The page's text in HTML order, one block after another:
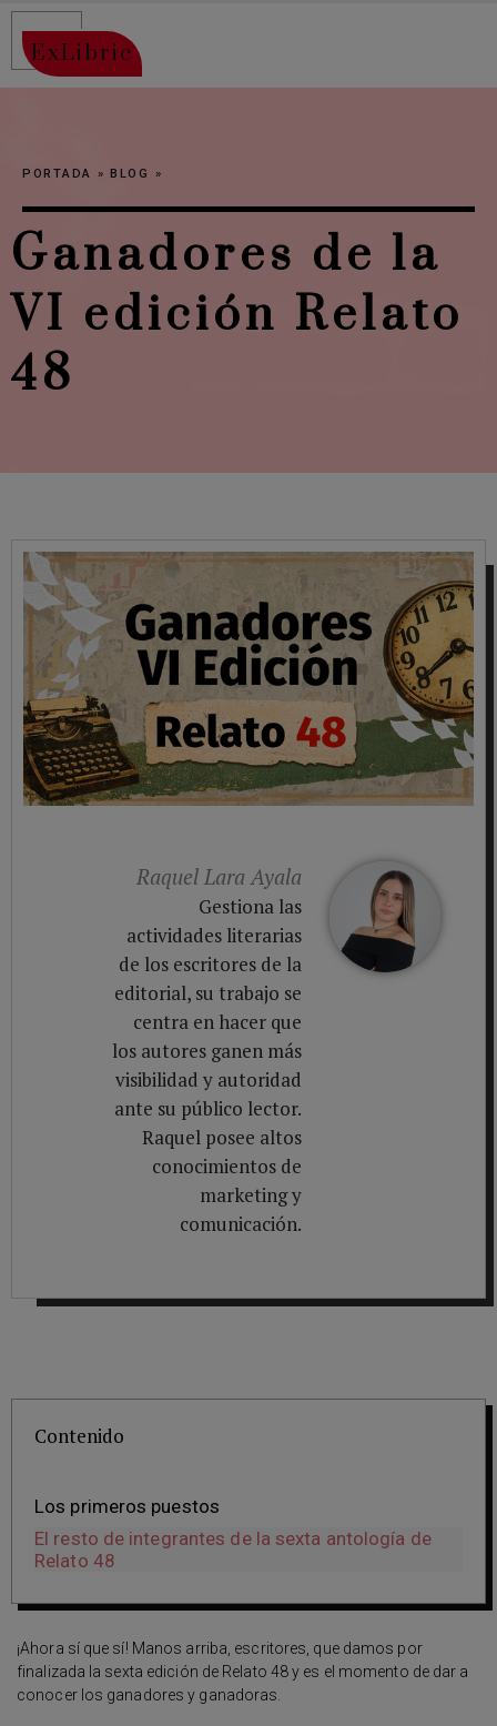
ExLibric
Ganadores de la
VI edición Relato
48
PORTADA »BLOG »
Raquel Lara Ayala
Gestiona las
actividades literarias
de los escritores de la
editorial, su trabajo se
centra en hacer que
los autores ganen más
visibilidad y autoridad
ante su público lector.
Raquel posee altos
conocimientos de
marketing y
comunicación.
Contenido
Los primeros puestos
El resto de integrantes de la sexta antología de
Relato 48
¡Ahora sí que sí! Manos arriba, escritores, que damos por
finalizada la sexta edición de Relato 48 y es el momento de dar a
conocer los ganadores y ganadoras.